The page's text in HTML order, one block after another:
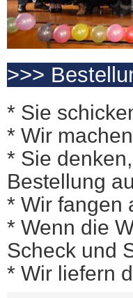
>>>
* Sie
* Wir
* Sie
Bestellung
* Wir fangen
* Wenn die
Scheck und
* Wir liefern